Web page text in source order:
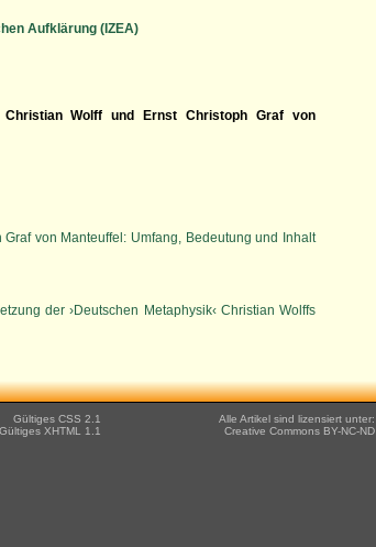
Aufklärung (IZEA)
Wolff und Ernst Christoph Graf von
von Manteuffel: Umfang, Bedeutung und Inhalt
der ›Deutschen Metaphysik‹ Christian Wolffs
Alle Artikel sind lizensiert unter:
Creative Commons BY-NC-ND
Gültiges CSS 2.1
Gültiges XHTML 1.1